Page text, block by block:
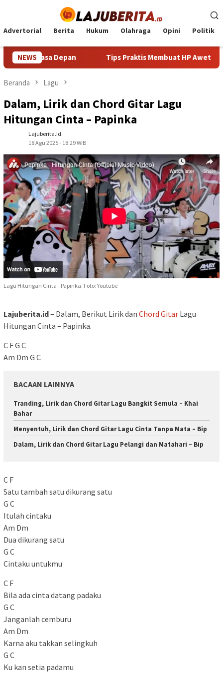
konten
Advertorial Berita Hukum Olahraga Opini Politik
NEWS
Depan Tips Praktis Membuat HP Awet Seharian
Beranda Lagu
Dalam, Lirik dan Chord Gitar Lagu
Hitungan Cinta – Papinka
Lajuberita.id
18 Agu 2025 - 18:29 WIB
Lagu Hitungan Cinta - Papinka. Foto: Youtube
Lajuberita.id– Dalam, Berikut Lirik dan Chord Gitar Lagu
Hitungan Cinta – Papinka.
C F G C
Am Dm G C
BACAAN LAINNYA
Tranding, Lirik dan Chord Gitar Lagu Bangkit Semula – Khai
Bahar
Menyentuh, Lirik dan Chord Gitar Lagu Cinta Tanpa Mata – Bip
Dalam, Lirik dan Chord Gitar Lagu Pelangi dan Matahari – Bip
C F
Satu tambah satu dikurang satu
G C
Itulah cintaku
Am Dm
Dua dikurang satu
G C
Cintaku untukmu
C F
Bila ada cinta datang padaku
G C
Janganlah cemburu
Am Dm
Karna aku takkan selingkuh
G C
Ku kan setia padamu